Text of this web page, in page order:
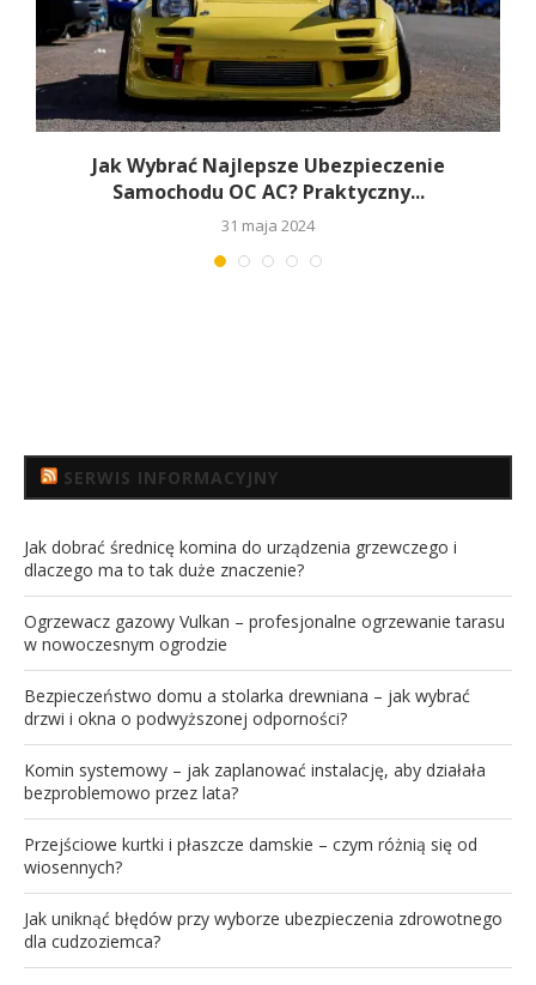
Jak Wybrać Najlepsze Ubezpieczenie
Samochodu OC AC? Praktyczny...
31 maja 2024
SERWIS INFORMACYJNY
Jak dobrać średnicę komina do urządzenia grzewczego i
dlaczego ma to tak duże znaczenie?
Ogrzewacz gazowy Vulkan – profesjonalne ogrzewanie tarasu
w nowoczesnym ogrodzie
Bezpieczeństwo domu a stolarka drewniana – jak wybrać
drzwi i okna o podwyższonej odporności?
Komin systemowy – jak zaplanować instalację, aby działała
bezproblemowo przez lata?
Przejściowe kurtki i płaszcze damskie – czym różnią się od
wiosennych?
Jak uniknąć błędów przy wyborze ubezpieczenia zdrowotnego
dla cudzoziemca?